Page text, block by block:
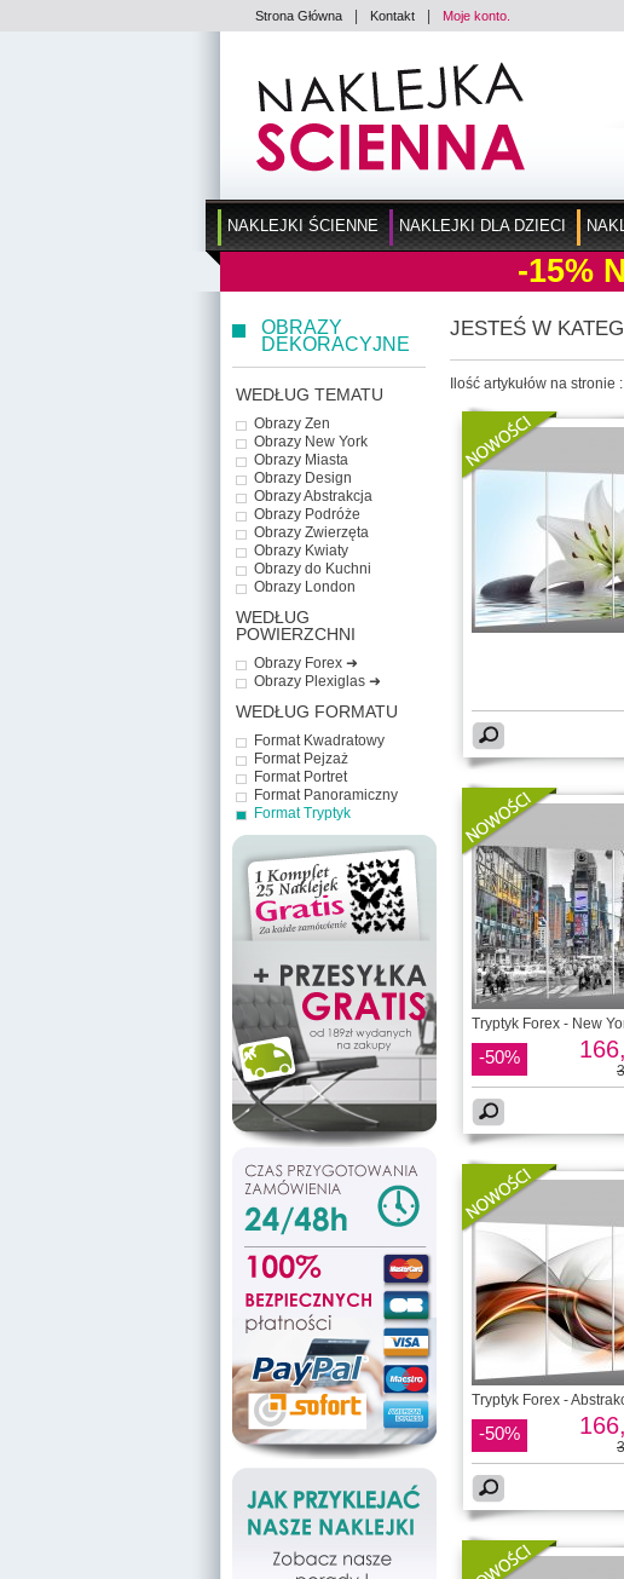
Strona Główna Kontakt Moje konto.
NAKLEJKI ŚCIENNE NAKLEJKI DLA DZIECI
-15%
OBRAZY
DEKORACYJNE
WEDŁUG TEMATU
Obrazy Zen
Obrazy New York
Obrazy Miasta
Obrazy Design
Obrazy Abstrakcja
Obrazy Podróże
Obrazy Zwierzęta
Obrazy Kwiaty
Obrazy do Kuchni
Obrazy London
WEDŁUG
POWIERZCHNI
Obrazy Forex ➜
Obrazy Plexiglas ➜
WEDŁUG FORMATU
Format Kwadratowy
Format Pejzaż
Format Portret
Format Panoramiczny
Format Tryptyk
JESTEŚ W
Ilość artykułów na stronie :
Tryptyk Forex - New
-50%
Tryptyk Forex -
-50%